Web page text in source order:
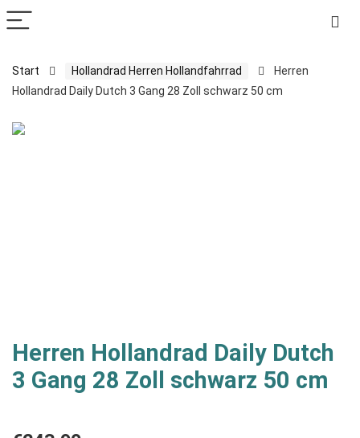
Start Hollandrad Herren Hollandfahrrad
Herren
Hollandrad Daily Dutch 3 Gang 28 Zoll schwarz 50 cm
Herren Hollandrad Daily Dutch
3 Gang 28 Zoll schwarz 50 cm